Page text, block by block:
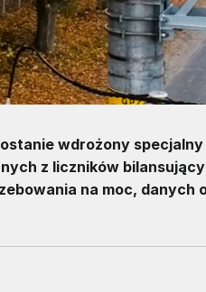
wdrożony
z liczników
na moc, danych